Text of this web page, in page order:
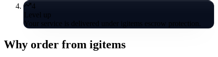
4
Level up
Your service is delivered under igitems escrow protection.
Why order from igitems